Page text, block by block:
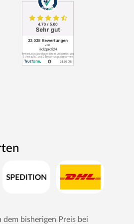
bisherigen Preis bei